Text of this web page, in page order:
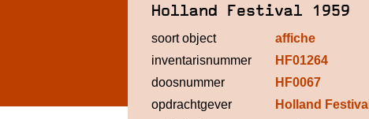
Holland Festival 1959
soort object affiche
inventarisnummer
HF01264
doosnummer
HF0067
opdrachtgever
Holland Festival